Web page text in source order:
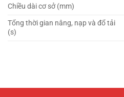
Chiều dài cơ sở (mm)
Tổng thời gian nâng, nạp và đổ tải
(s)